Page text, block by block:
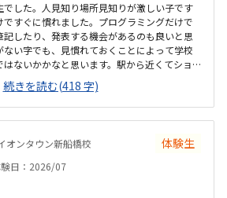
した。人見知り場所見知りが激しい子です
すぐに慣れました。プログラミングだけで
したり、発表する機会があるのも良いと思
ない字でも、見慣れておくことによって学校
ないかかなと思います。駅から近くてショ
るので便利です。車で来ても授業分の駐車券
。ドコモショップ内なので音が気になるかと
ばそんなに気になりませんでした。一面ガ
授業の様子が見れます。プログラミング教
らいいかな、と思ってます。学校で使って
ルタイプなので、キーボードは打てるかな
れました。コマンド１つでた...
続きを読む(418 字)
オンタウン新船橋校 体験生
日：2026/07